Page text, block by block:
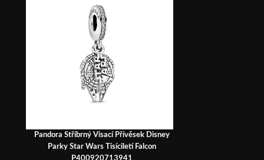
Pandora Stříbrný Visací Přívěsek Disney
Parky Star Wars Tisíciletí Falcon